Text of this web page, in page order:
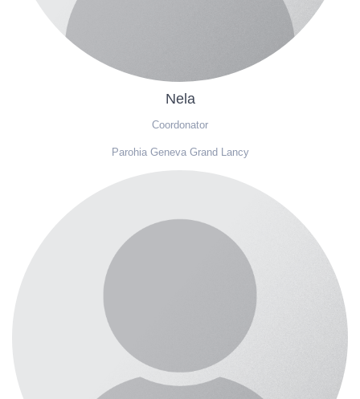
Nela
Coordonator
Parohia Geneva Grand Lancy